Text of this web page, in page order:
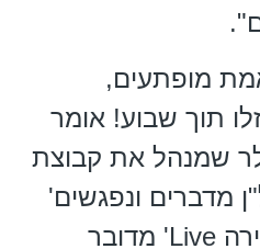
מופתעים,
תוך שבוע! אומר
שמנהל את קבוצת
מדברים ונפגשים'
ומפיק את הכנס 'הזירה Live' מדובר